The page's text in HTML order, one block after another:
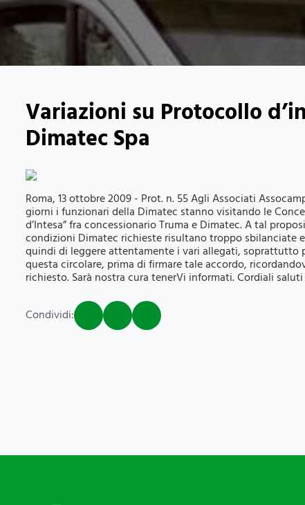
Variazioni su Protocollo
Dimatec Spa
Roma, 13 ottobre 2009 - Prot. n. 55 Agli Associati
giorni i funzionari della Dimatec stanno visitando le
d’Intesa” fra concessionario Truma e Dimatec. A tal
condizioni Dimatec richieste risultano troppo sbilanciate
quindi di leggere attentamente i vari allegati,
questa circolare, prima di firmare tale accordo,
richiesto. Sarà nostra cura tenerVi informati. Cordiali
Condividi: